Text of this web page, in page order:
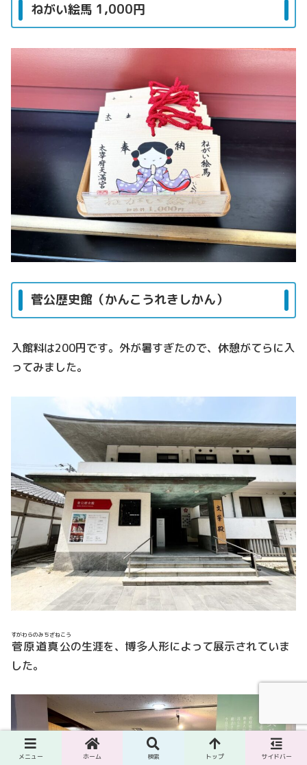
ねがい絵馬 1,000円
菅公歴史館（かんこうれきしかん）
入館料は200円です。外が暑すぎたので、休憩がてらに入
ってみました。
菅原道真公
すがわらのみちざねこう
の生涯を、博多人形によって展示されていま
した。
メニュー ホーム 検索 トップ サイドバー